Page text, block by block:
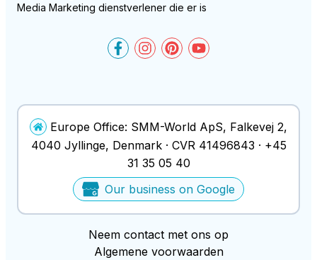
Media Marketing dienstverlener die er is
SMM-World on Facebook
SMM-World on Instagram
SMM-World on
SMM-World on
Europe Office: SMM-World ApS, Falkevej 2,
4040 Jyllinge, Denmark · CVR 41496843 · +45
31 35 05 40
Our business on Google
Neem contact met ons op
Algemene voorwaarden